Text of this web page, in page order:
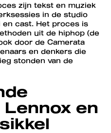
zijn tekst en muziek
in de studio
cast. Het proces is
uit de hiphop (de
door de Camerata
en denkers die
stonden van de
en